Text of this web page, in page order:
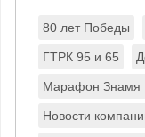
80 лет Победы
ГТРК 95 и 65
Марафон Знамя
Новости